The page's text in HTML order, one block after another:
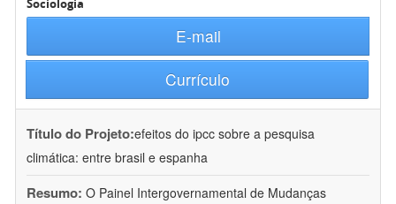
Sociologia
E-mail
Currículo
Título do Projeto:efeitos do ipcc sobre a pesquisa
climática: entre brasil e espanha
Resumo: O Painel Intergovernamental de Mudanças